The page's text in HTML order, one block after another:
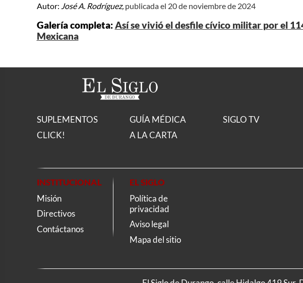
Autor: José A. Rodríguez, publicada el 20 de noviembre de 2024
Galería completa:Así se vivió el desfile cívico militar por el
Mexicana
SUPLEMENTOS
CLICK!
GUÍA MÉDICA
A LA CARTA
SIGLO TV
INSTITUCIONAL
Misión
Directivos
Contáctanos
EL SIGLO
Política de
privacidad
Aviso legal
Mapa del sitio